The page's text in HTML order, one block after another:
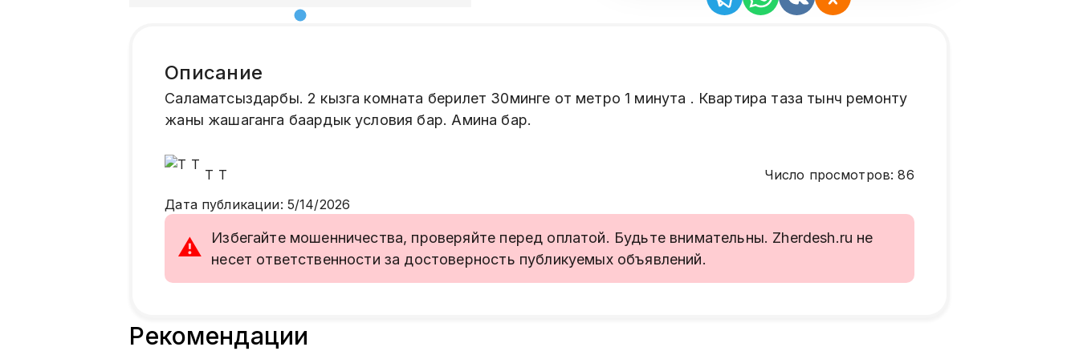
Описание
Саламатсыздарбы. 2 кызга комната берилет 30минге от метро 1 минута . Квартира таза тынч ремонту
жаны жашаганга баардык условия бар. Амина бар.
Т Т Число просмотров:86
Дата публикации: 5/14/2026
⚠
Избегайте мошенничества, проверяйте перед оплатой. Будьте внимательны. Zherdesh.ru не
несет ответственности за достоверность публикуемых объявлений.
Рекомендации